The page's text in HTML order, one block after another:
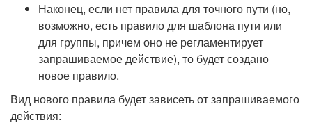
Наконец, если нет правила для точного пути (но,
возможно, есть правило для шаблона пути или
для группы, причем оно не регламентирует
запрашиваемое действие), то будет создано
новое правило.
Вид нового правила будет зависеть от запрашиваемого
действия: